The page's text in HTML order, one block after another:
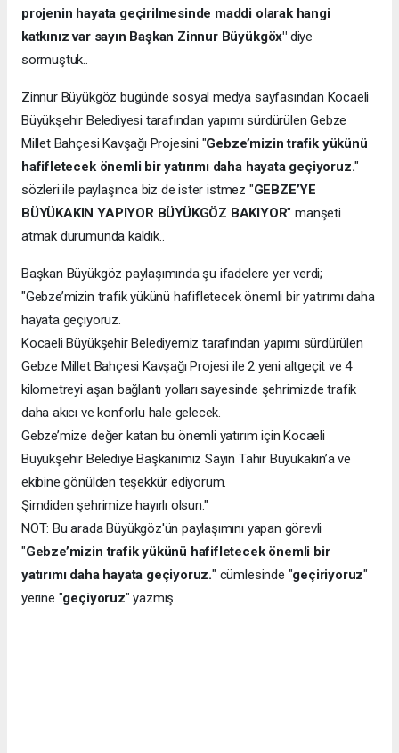
projenin hayata geçirilmesinde maddi olarak hangi
katkınız var sayın Başkan Zinnur Büyükgöx" diye
sormuştuk..
Zinnur Büyükgöz bugünde sosyal medya sayfasından Kocaeli
Büyükşehir Belediyesi tarafından yapımı sürdürülen Gebze
Millet Bahçesi Kavşağı Projesini "Gebze’mizin trafik yükünü
hafifletecek önemli bir yatırımı daha hayata geçiyoruz."
sözleri ile paylaşınca biz de ister istmez "GEBZE’YE
BÜYÜKAKIN YAPIYOR BÜYÜKGÖZ BAKIYOR" manşeti
atmak durumunda kaldık..
Başkan Büyükgöz paylaşımında şu ifadelere yer verdi;
"Gebze’mizin trafik yükünü hafifletecek önemli bir yatırımı daha
hayata geçiyoruz.
Kocaeli Büyükşehir Belediyemiz tarafından yapımı sürdürülen
Gebze Millet Bahçesi Kavşağı Projesi ile 2 yeni altgeçit ve 4
kilometreyi aşan bağlantı yolları sayesinde şehrimizde trafik
daha akıcı ve konforlu hale gelecek.
Gebze’mize değer katan bu önemli yatırım için Kocaeli
Büyükşehir Belediye Başkanımız Sayın Tahir Büyükakın’a ve
ekibine gönülden teşekkür ediyorum.
Şimdiden şehrimize hayırlı olsun."
NOT: Bu arada Büyükgöz'ün paylaşımını yapan görevli
"Gebze’mizin trafik yükünü hafifletecek önemli bir
yatırımı daha hayata geçiyoruz." cümlesinde "geçiriyoruz"
yerine "geçiyoruz" yazmış.